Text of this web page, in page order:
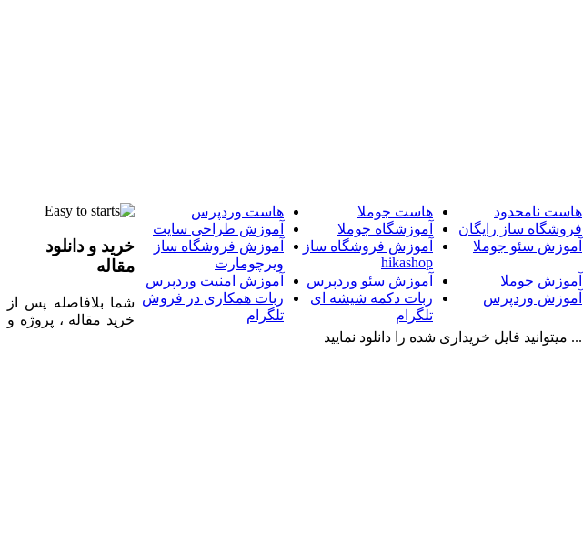
هاست نامحدود هاست جوملا
هاست وردپرس
فروشگاه ساز رایگان آموزشگاه جوملا
آموزش طراحی سایت
آموزش سئو جوملا
آموزش فروشگاه ساز
hikashop
آموزش فروشگاه ساز
ویرچومارت
آموزش جوملا آموزش سئو وردپرس
آموزش امنیت وردپرس
آموزش وردپرس
ربات دکمه شیشه ای
تلگرام
ربات همکاری در فروش
تلگرام
خرید و دانلود
مقاله
شما بلافاصله پس از
خرید مقاله ، پروژه و
... میتوانید فایل خریداری شده را دانلود نمایید